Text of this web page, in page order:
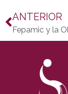
ANTERIOR